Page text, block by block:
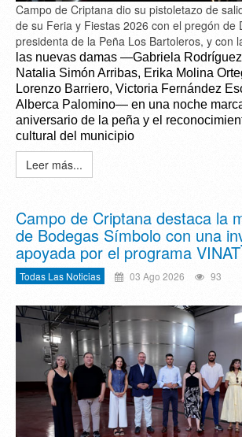
Campo de Criptana dio su pistoletazo de
de su Feria y Fiestas 2026 con el pregón de
presidenta de la Peña Los Bartoleros, y con
las nuevas damas —Gabriela
Natalia Simón Arribas, Erika Molina
Lorenzo Barriero, Victoria Fernández
Alberca Palomino— en una noche
aniversario de la peña y el
cultural del municipio
Leer más...
Campo de Criptana destaca la
de Bodegas Símbolo con una
apoyada por el programa
Todas Las Noticias 03 Ago 2026 93